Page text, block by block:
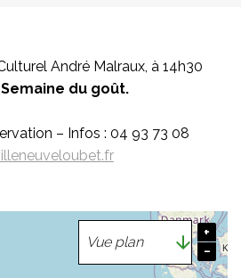
André Malraux, à 14h30
du goût.
– Infos : 04 93 73 08
+
−